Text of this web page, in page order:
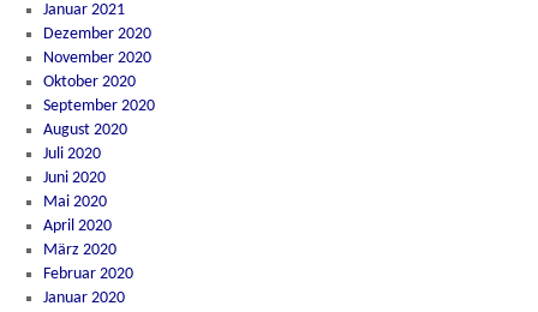
Januar 2021
Dezember 2020
November 2020
Oktober 2020
September 2020
August 2020
Juli 2020
Juni 2020
Mai 2020
April 2020
März 2020
Februar 2020
Januar 2020